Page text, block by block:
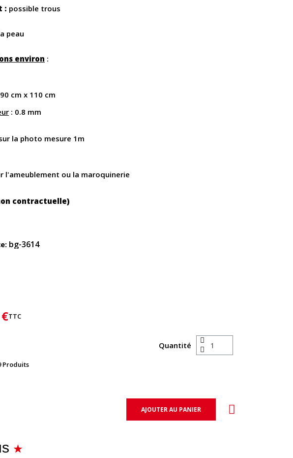
: possible trous
peau
environ :
cm x 110 cm
: 0.8 mm
la photo mesure 1m
l'ameublement ou la maroquinerie
contractuelle)
bg-3614
TTC
Quantité
Produits
AJOUTER AU PANIER